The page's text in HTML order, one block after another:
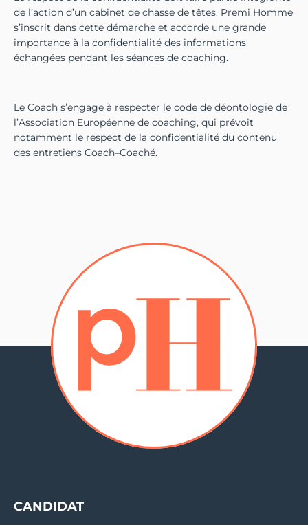
de l’action d’un cabinet de chasse de têtes. Premi Homme
s’inscrit dans cette démarche et accorde une grande
importance à la confidentialité des informations
échangées pendant les séances de coaching.
Le Coach s’engage à respecter le code de déontologie de
l’Association Européenne de coaching, qui prévoit
notamment le respect de la confidentialité du contenu
des entretiens Coach–Coaché.
CANDIDAT